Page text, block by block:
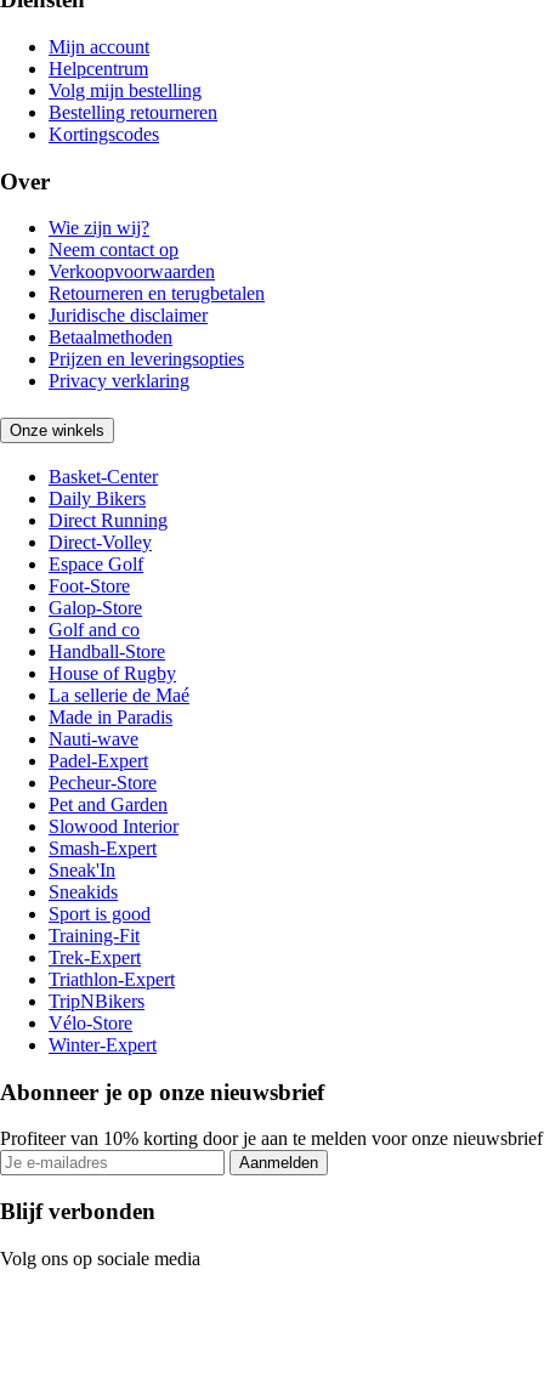
Mijn account
Helpcentrum
Volg mijn bestelling
Bestelling retourneren
Kortingscodes
Over
Wie zijn wij?
Neem contact op
Verkoopvoorwaarden
Retourneren en terugbetalen
Juridische disclaimer
Betaalmethoden
Prijzen en leveringsopties
Privacy verklaring
Onze winkels
Basket-Center
Daily Bikers
Direct Running
Direct-Volley
Espace Golf
Foot-Store
Galop-Store
Golf and co
Handball-Store
House of Rugby
La sellerie de Maé
Made in Paradis
Nauti-wave
Padel-Expert
Pecheur-Store
Pet and Garden
Slowood Interior
Smash-Expert
Sneak'In
Sneakids
Sport is good
Training-Fit
Trek-Expert
Triathlon-Expert
TripNBikers
Vélo-Store
Winter-Expert
Abonneer je op onze nieuwsbrief
Profiteer van 10% korting door je aan te melden voor onze nieuwsbrief
Aanmelden
Blijf verbonden
Volg ons op sociale media